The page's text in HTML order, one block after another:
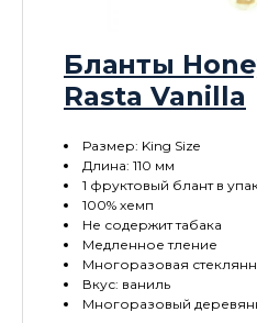
Бланты
Rasta Vanilla
Размер: King Size
Длина: 110 мм
1 фруктовый блант в
100% хемп
Не содержит табака
Медленное тление
Многоразовая
Вкус: ваниль
Многоразовый